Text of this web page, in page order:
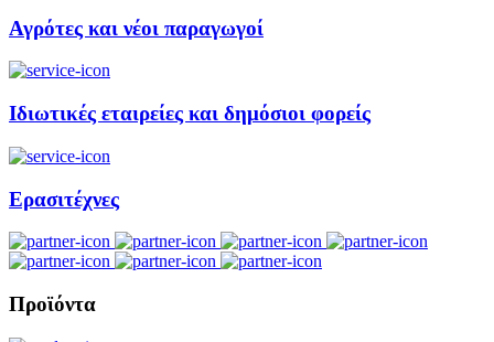
Αγρότες και νέοι παραγωγοί
Ιδιωτικές εταιρείες και δημόσιοι φορείς
Ερασιτέχνες
Προϊόντα